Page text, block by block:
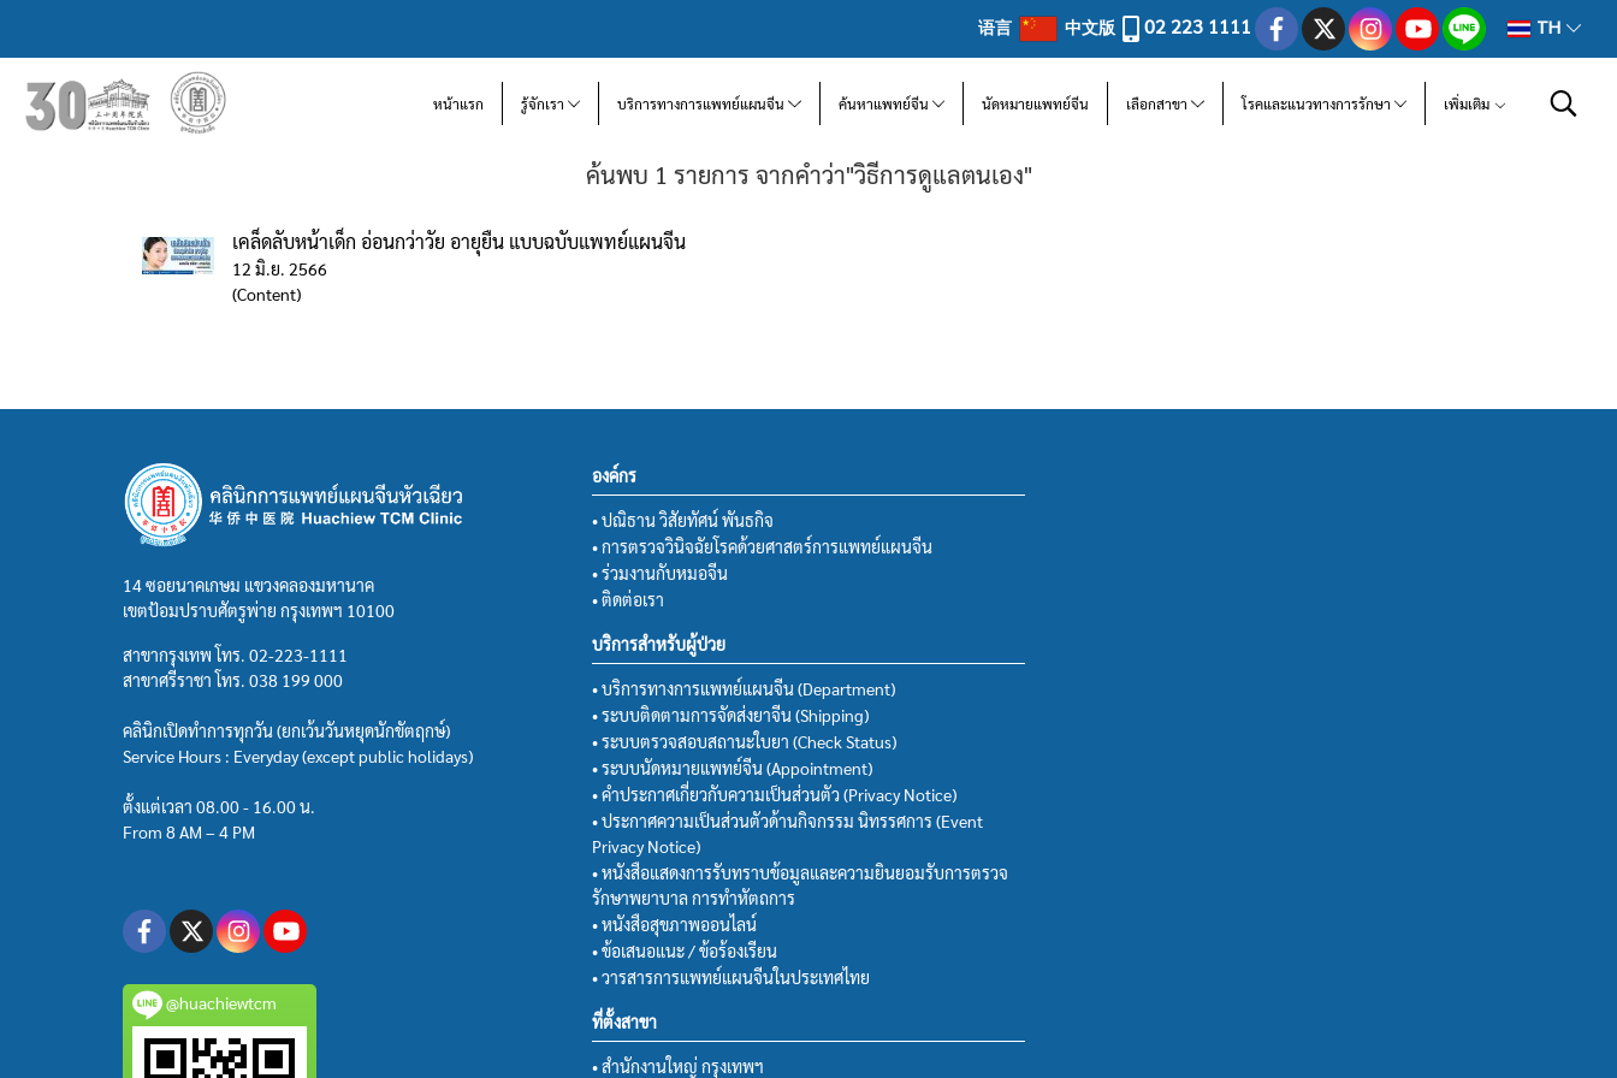
语言 中文版 02 223 1111 TH
หน้าแรก รู้จักเรา บริการทางการแพทย์แผนจีน ค้นหาแพทย์จีน นัดหมายแพทย์จีน เลือกสาขา โรคและแนวทางการรักษา เพิ่มเติม
ค้นพบ 1 รายการ จากคำว่า"วิธีการดูแลตนเอง"
เคล็ดลับหน้าเด็ก อ่อนกว่าวัย อายุยืน แบบฉบับแพทย์แผนจีน
12 มิ.ย. 2566
(Content)
14 ซอยนาคเกษม แขวงคลองมหานาค
เขตป้อมปราบศัตรูพ่าย กรุงเทพฯ 10100
สาขากรุงเทพ โทร. 02-223-1111
สาขาศรีราชา โทร. 038 199 000
คลินิกเปิดทำการทุกวัน (ยกเว้นวันหยุดนักขัตฤกษ์)
Service Hours : Everyday (except public holidays)
ตั้งแต่เวลา 08.00 - 16.00 น.
From 8 AM – 4 PM
@huachiewtcm
องค์กร
• ปณิธาน วิสัยทัศน์ พันธกิจ
• การตรวจวินิจฉัยโรคด้วยศาสตร์การแพทย์แผนจีน
• ร่วมงานกับหมอจีน
• ติดต่อเรา
บริการสำหรับผู้ป่วย
• บริการทางการแพทย์แผนจีน (Department)
• ระบบติดตามการจัดส่งยาจีน (Shipping)
• ระบบตรวจสอบสถานะใบยา (Check Status)
• ระบบนัดหมายแพทย์จีน (Appointment)
• คำประกาศเกี่ยวกับความเป็นส่วนตัว (Privacy Notice)
• ประกาศความเป็นส่วนตัวด้านกิจกรรม นิทรรศการ (Event
Privacy Notice)
• หนังสือแสดงการรับทราบข้อมูลและความยินยอมรับการตรวจ
รักษาพยาบาล การทำหัตถการ
• หนังสือสุขภาพออนไลน์
• ข้อเสนอแนะ / ข้อร้องเรียน
• วารสารการแพทย์แผนจีนในประเทศไทย
ที่ตั้งสาขา
• สำนักงานใหญ่ กรุงเทพฯ